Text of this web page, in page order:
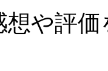
想や評価